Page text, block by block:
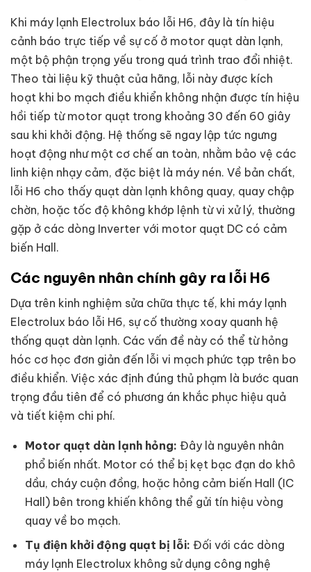
Khi máy lạnh Electrolux báo lỗi H6, đây là tín hiệu
cảnh báo trực tiếp về sự cố ở motor quạt dàn lạnh,
một bộ phận trọng yếu trong quá trình trao đổi nhiệt.
Theo tài liệu kỹ thuật của hãng, lỗi này được kích
hoạt khi bo mạch điều khiển không nhận được tín hiệu
hồi tiếp từ motor quạt trong khoảng 30 đến 60 giây
sau khi khởi động. Hệ thống sẽ ngay lập tức ngưng
hoạt động như một cơ chế an toàn, nhằm bảo vệ các
linh kiện nhạy cảm, đặc biệt là máy nén. Về bản chất,
lỗi H6 cho thấy quạt dàn lạnh không quay, quay chập
chờn, hoặc tốc độ không khớp lệnh từ vi xử lý, thường
gặp ở các dòng Inverter với motor quạt DC có cảm
biến Hall.
Các nguyên nhân chính gây ra lỗi H6
Dựa trên kinh nghiệm sửa chữa thực tế, khi máy lạnh
Electrolux báo lỗi H6, sự cố thường xoay quanh hệ
thống quạt dàn lạnh. Các vấn đề này có thể từ hỏng
hóc cơ học đơn giản đến lỗi vi mạch phức tạp trên bo
điều khiển. Việc xác định đúng thủ phạm là bước quan
trọng đầu tiên để có phương án khắc phục hiệu quả
và tiết kiệm chi phí.
Motor quạt dàn lạnh hỏng: Đây là nguyên nhân
phổ biến nhất. Motor có thể bị kẹt bạc đạn do khô
dầu, cháy cuộn đồng, hoặc hỏng cảm biến Hall (IC
Hall) bên trong khiến không thể gửi tín hiệu vòng
quay về bo mạch.
Tụ điện khởi động quạt bị lỗi: Đối với các dòng
máy lạnh Electrolux không sử dụng công nghệ